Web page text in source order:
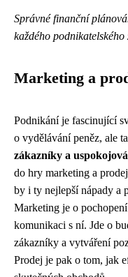
Správné finanční
každého podnikatelského
Marketing a
Podnikání je fascinující
o vydělávání peněz, ale
zákazníky a
do hry marketing a
by i ty nejlepší nápady a
Marketing je o
komunikaci s ní. Jde o
zákazníky a vytváření
Prodej je pak o tom, jak